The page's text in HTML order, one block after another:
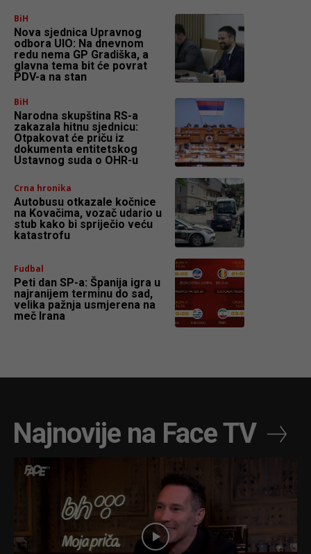
BiH
Nova sjednica Upravnog
odbora UIO: Na dnevnom
redu nema GP Gradiška, a
glavna tema bit će povrat
PDV-a na stan
BiH
Narodna skupština RS-a
zakazala hitnu sjednicu:
Otpakovat će priču iz
dokumenta entitetskog
Ustavnog suda o OHR-u
Crna hronika
Autobusu otkazale kočnice
na Kovačima, vozač udario u
stub kako bi spriječio veću
katastrofu
Fudbal
Peti dan SP-a: Španija igra u
najranijem terminu do sad,
velika pažnja usmjerena na
meč Irana
Najnovije na Face TV